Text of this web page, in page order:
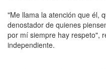
"Me llama la atención que él,
denostador de quienes
por mí siempre hay respeto",
independiente.